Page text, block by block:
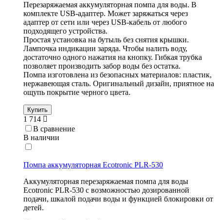
Перезаряжаемая аккумуляторная помпа для воды. В
комплекте USB-адаптер. Может заряжаться через
адаптер от сети или через USB-кабель от любого
подходящего устройства.
Простая установка на бутыль без снятия крышки.
Лампочка индикации заряда. Чтобы налить воду,
достаточно одного нажатия на кнопку. Гибкая трубка
позволяет производить забор воды без остатка.
Помпа изготовлена из безопасных материалов: пластик,
нержавеющая сталь. Оригинальный дизайн, приятное на
ощупь покрытие черного цвета.
Купить
1 714
В сравнение
В наличии
Помпа аккумуляторная Ecotronic PLR-530
Аккумуляторная перезаряжаемая помпа для воды
Ecotronic PLR-530 с возможностью дозированной
подачи, шкалой подачи воды и функцией блокировки от
детей.